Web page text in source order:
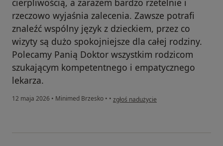
cierpliwością, a zarazem bardzo rzetelnie i
rzeczowo wyjaśnia zalecenia. Zawsze potrafi
znaleźć wspólny język z dzieckiem, przez co
wizyty są dużo spokojniejsze dla całej rodziny.
Polecamy Panią Doktor wszystkim rodzicom
szukającym kompetentnego i empatycznego
lekarza.
12 maja 2026 • Minimed Brzesko • • w opinii użytkownika Patrycja Uryga
zgłoś nadużycie